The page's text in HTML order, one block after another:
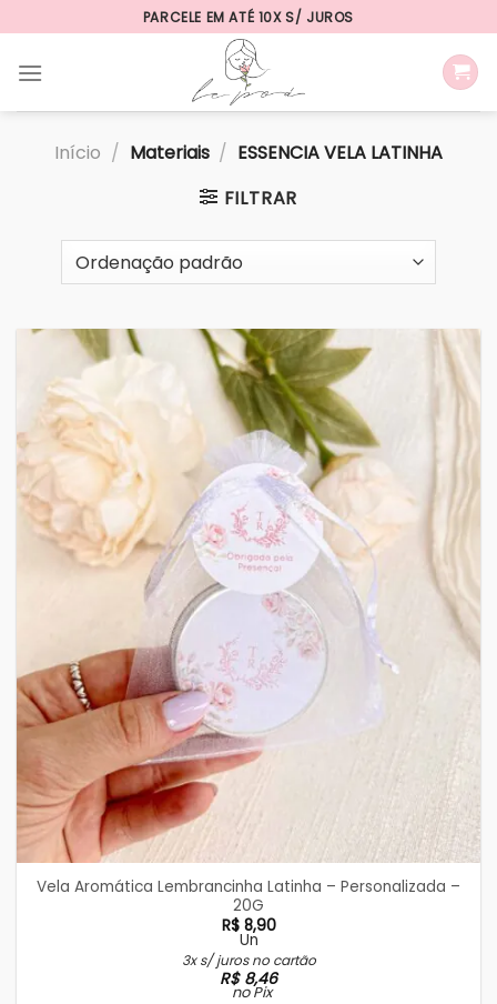
to
content
PARCELE EM ATÉ 10X S/ JUROS
Início / Materiais / ESSENCIA VELA LATINHA
FILTRAR
Vela Aromática Lembrancinha Latinha – Personalizada –
20G
R$8,90
Un
3x s/ juros no cartão
R$8,46
no Pix